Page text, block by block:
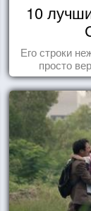
10
Его строки
просто